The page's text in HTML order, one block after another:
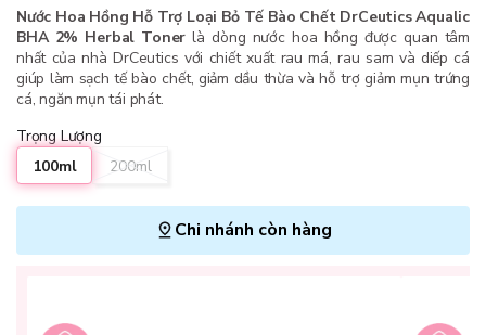
Nước Hoa Hồng Hỗ Trợ Loại Bỏ Tế Bào Chết DrCeutics Aqualic
BHA 2% Herbal Toner là dòng nước hoa hồng được quan tâm
nhất của nhà DrCeutics với chiết xuất rau má, rau sam và diếp cá
giúp làm sạch tế bào chết, giảm dầu thừa và hỗ trợ giảm mụn trứng
cá, ngăn mụn tái phát.
Trọng Lượng
100ml
200ml
Chi nhánh còn hàng